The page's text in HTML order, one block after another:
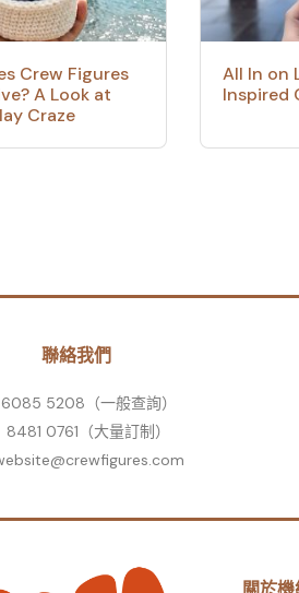
Crew Figures
A Look at
Craze
All In on
Inspired
聯絡我們
6085 5208（一般查詢）
8481 0761（大量訂制）